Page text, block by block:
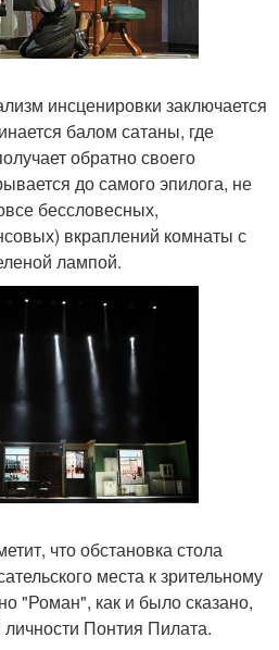
инсценировки заключается
балом сатаны, где
обратно своего
до самого эпилога, не
бессловесных,
вкраплений комнаты с
лампой.
что обстановка стола
места к зрительному
"Роман", как и было сказано,
Понтия Пилата.